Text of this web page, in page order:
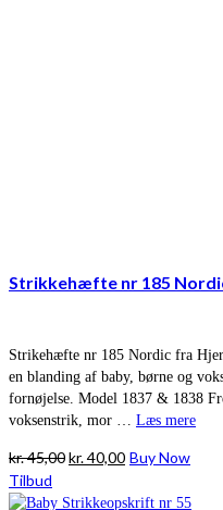
Strikkehæfte nr 185
Strikehæfte nr 185 Nordic fra
en blanding af baby, børne og
fornøjelse. Model 1837 & 1838
voksenstrik, mor … Læs mere
kr.45,00Den
pris
kr.40,00Den
pris
Buy Now
Tilbud